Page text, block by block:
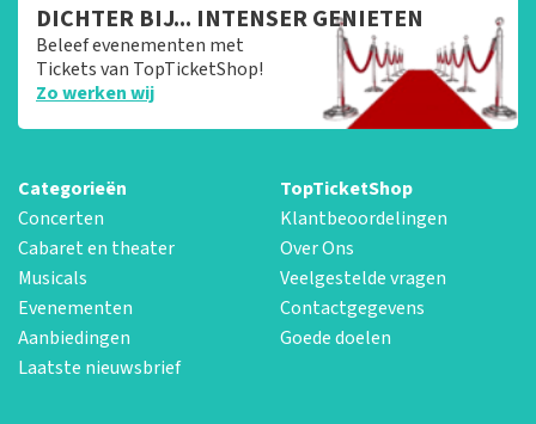
DICHTER BIJ... INTENSER GENIETEN
Beleef evenementen met
Tickets van TopTicketShop!
Zo werken wij
Categorieën
Concerten
Cabaret en theater
Musicals
Evenementen
Aanbiedingen
Laatste nieuwsbrief
TopTicketShop
Klantbeoordelingen
Over Ons
Veelgestelde vragen
Contactgegevens
Goede doelen